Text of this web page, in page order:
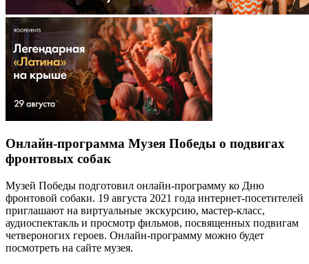
Онлайн-программа Музея Победы о подвигах
фронтовых собак
Музей Победы подготовил онлайн-программу ко Дню
фронтовой собаки. 19 августа 2021 года интернет-посетителей
приглашают на виртуальные экскурсию, мастер-класс,
аудиоспектакль и просмотр фильмов, посвященных подвигам
четвероногих героев. Онлайн-программу можно будет
посмотреть на сайте музея.